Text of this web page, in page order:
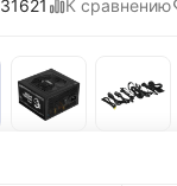
31621 К сравнению